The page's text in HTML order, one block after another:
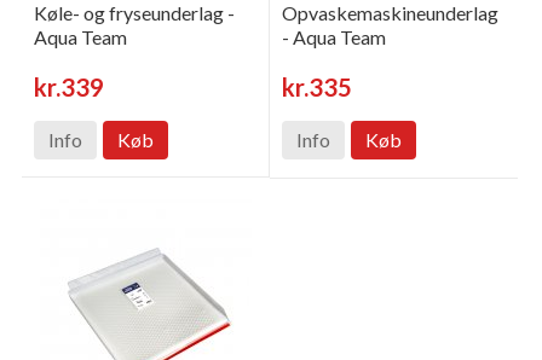
Køle- og fryseunderlag -
Aqua Team
kr.339
Info Køb
Opvaskemaskineunderlag
- Aqua Team
kr.335
Info Køb